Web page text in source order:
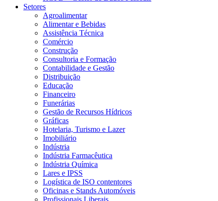
Setores
Agroalimentar
Alimentar e Bebidas
Assistência Técnica
Comércio
Construção
Consultoria e Formação
Contabilidade e Gestão
Distribuição
Educação
Financeiro
Funerárias
Gestão de Recursos Hídricos
Gráficas
Hotelaria, Turismo e Lazer
Imobiliário
Indústria
Indústria Farmacêutica
Indústria Química
Lares e IPSS
Logística de ISO contentores
Oficinas e Stands Automóveis
Profissionais Liberais